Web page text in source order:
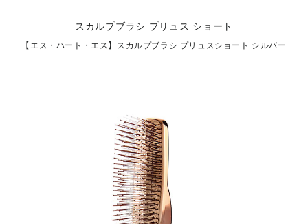
スカルプブラシ プリュス ショート
【エス・ハート・エス】スカルプブラシ プリュスショート シルバー